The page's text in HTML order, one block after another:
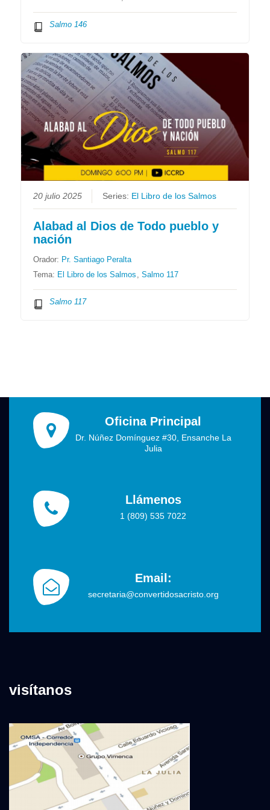
Salmo 146
20 julio 2025 Series: El Libro de los Salmos
Alabad al Dios de Todo pueblo y
nación
Orador: Pr. Santiago Peralta
Tema: El Libro de los Salmos ,Salmo 117
Salmo 117
Oficina Principal
Dr. Núñez Domínguez #30, Ensanche La
Julia
Llámenos
1 (809) 535 7022
Email:
secretaria@convertidosacristo.org
visítanos